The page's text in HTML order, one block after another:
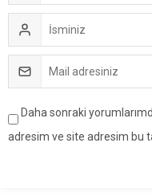
Daha sonraki
adresim ve site adresim bu